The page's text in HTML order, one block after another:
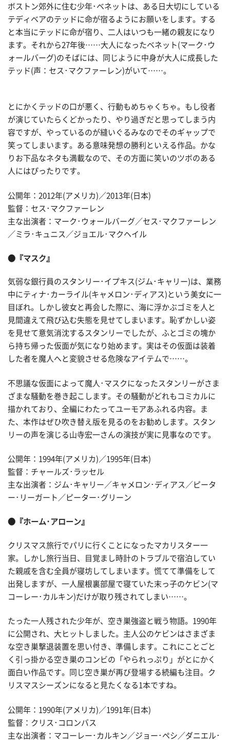
ボストン郊外に住む少年･ベネットは、ある日大切にしている
テディベアのテッドに命が宿るようにお願いをします。する
と本当にテッドに命が宿り、二人はいつも一緒の親友になり
ます。それから27年後……大人になったベネット(マーク･ウ
ォールバーグ)のそばには、同じように中身が大人に成長した
テッド(声：セス･マクファーレン)がいて……。
とにかくテッドの口が悪く、行動もめちゃくちゃ。もし役者
が演じていたらくどかったり、やり過ぎだと思ってしまう内
容ですが、やっているのが縫いぐるみなのでそのギャップで
笑ってしまいます。ある意味発想の勝利といえる作品。かな
りお下品なネタも満載なので、その方面に笑いのツボのある
人にはぴったりです。
公開年：2012年(アメリカ)／2013年(日本)
監督：セス･マクファーレン
主な出演者：マーク･ウォールバーグ／セス･マクファーレン
／ミラ･キュニス／ジョエル･マクヘイル
●『マスク』
気弱な銀行員のスタンリー･イプキス(ジム･キャリー)は、業務
中にティナ･カーライル(キャメロン･ディアス)という美女に一
目ぼれ。しかし彼女と再会した際に、海に浮かぶゴミを人と
見間違えて飛び込む失態を見せてしまいます。恥ずかしい姿
を見せて意気消沈するスタンリーでしたが、ふとゴミの塊か
ら持ち帰った仮面が気になり始めます。実はその仮面は装着
した者を魔人へと変貌させる危険なアイテムで……。
不思議な仮面によって魔人･マスクになったスタンリーがさま
ざまな騒動を巻き起こします。その騒動がどれもコミカルに
描かれており、全編にわたってユーモアあふれる内容。ま
た、本作はぜひ吹き替え版を見るのをお勧めします。スタン
リーの声を演じる山寺宏一さんの演技が実に見事なのです。
公開年：1994年(アメリカ)／1995年(日本)
監督：チャールズ･ラッセル
主な出演者：ジム･キャリー／キャメロン･ディアス／ピータ
ー･リーガート／ピーター･グリーン
●『ホーム･アローン』
クリスマス旅行でパリに行くことになったマカリスター一
家。しかし旅行当日、目覚まし時計のトラブルで宿泊してい
た親戚を含む全員が寝坊してしまいます。慌てて準備をして
出発しますが、一人屋根裏部屋で寝ていた末っ子のケビン(マ
コーレー･カルキン)だけが取り残されてしまい……。
たった一人残された少年が、空き巣強盗と戦う物語。1990年
に公開され、大ヒットしました。主人公のケビンはさまざま
な空き巣撃退装置を思い付き、準備します。これにことごと
く引っ掛かる空き巣のコンビの「やられっぷり」がとにかく
面白い作品です。同じ空き巣が再び登場する続編も注目。ク
リスマスシーズンになると見たくなる1本ですね。
公開年：1990年(アメリカ)／1991年(日本)
監督：クリス･コロンバス
主な出演者：マコーレー･カルキン／ジョー･ペシ／ダニエル･